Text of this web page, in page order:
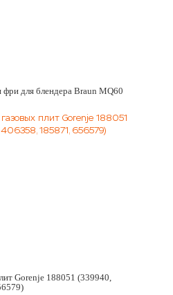
фри для блендера Braun MQ60
Gorenje 188051 (339940,